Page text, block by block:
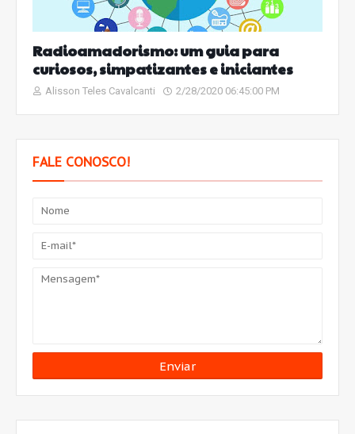
Radioamadorismo: um guia para
curiosos, simpatizantes e iniciantes
Alisson Teles Cavalcanti 2/28/2020 06:45:00 PM
FALE CONOSCO!